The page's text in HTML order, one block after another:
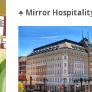
♣ Mirror